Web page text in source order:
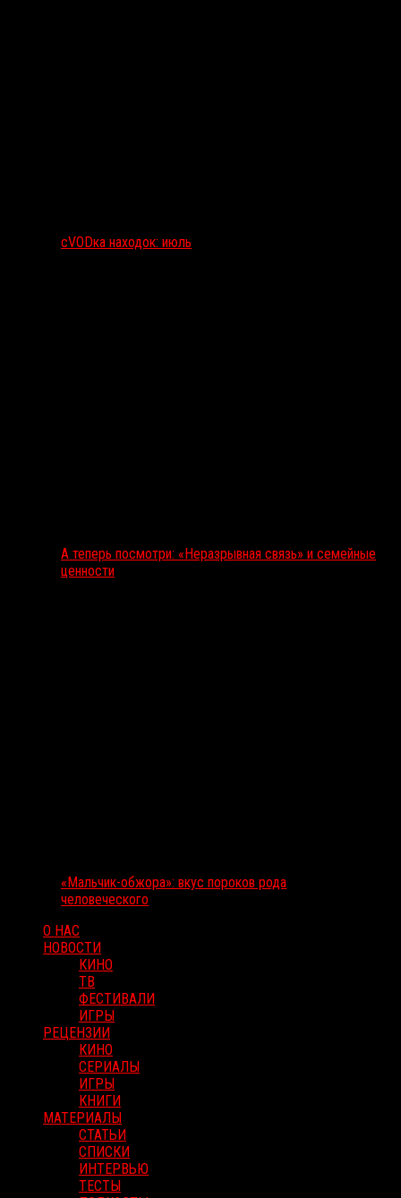
сVODка находок: июль
А теперь посмотри: «Неразрывная связь» и семейные
ценности
«Мальчик-обжора»: вкус пороков рода
человеческого
О НАС
НОВОСТИ
КИНО
ТВ
ФЕСТИВАЛИ
ИГРЫ
РЕЦЕНЗИИ
КИНО
СЕРИАЛЫ
ИГРЫ
КНИГИ
МАТЕРИАЛЫ
СТАТЬИ
СПИСКИ
ИНТЕРВЬЮ
ТЕСТЫ